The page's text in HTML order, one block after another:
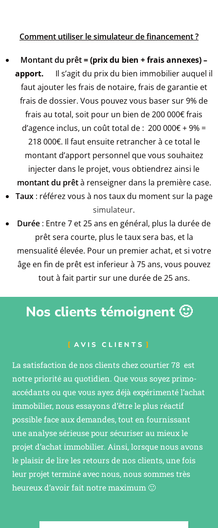
Comment utiliser le simulateur de financement ?
Montant du prêt= (prix du bien + frais annexes) –
apport. Il s’agit du prix du bien immobilier auquel il
faut ajouter les frais de notaire, frais de garantie et
frais de dossier. Vous pouvez vous baser sur 9% de
frais au total, soit pour un bien de 200 000€ frais
d’agence inclus, un coût total de : 200 000€ + 9% =
218 000€. Il faut ensuite retrancher à ce total le
montant d’apport personnel que vous souhaitez
injecter dans le projet, vous obtiendrez ainsi le
montant du prêtà renseigner dans la première case.
Taux: référez vous à nos taux du moment sur la page
simulateur.
Durée : Entre 7 et 25 ans en général, plus la durée de
prêt sera courte, plus le taux sera bas, et la
mensualité élevée. Pour un premier achat, et si votre
âge en fin de prêt est inferieur à 75 ans, vous pouvez
tout à fait partir sur une durée de 25 ans.
Nos clients témoignent 🙂
AVIS CLIENTS
La satisfaction de nos clients chez courtier 78 est
notre priorité au quotidien. Que vous soyez primo-
accédants ou que vous ayez déjà expérimenté l’achat
immobilier, nous essayons d’être le plus réactif
possible face aux demandes, tout en fournissant
une analyse sérieuse pour sécuriser au mieux le
projet d’achat immobilier. Ainsi, lorsque nous avons
le plaisir de lire les retours de nos clients, une fois
leur projet terminé avec nous, nous sommes très
heureux d’avoir fait notre maximum 🙂